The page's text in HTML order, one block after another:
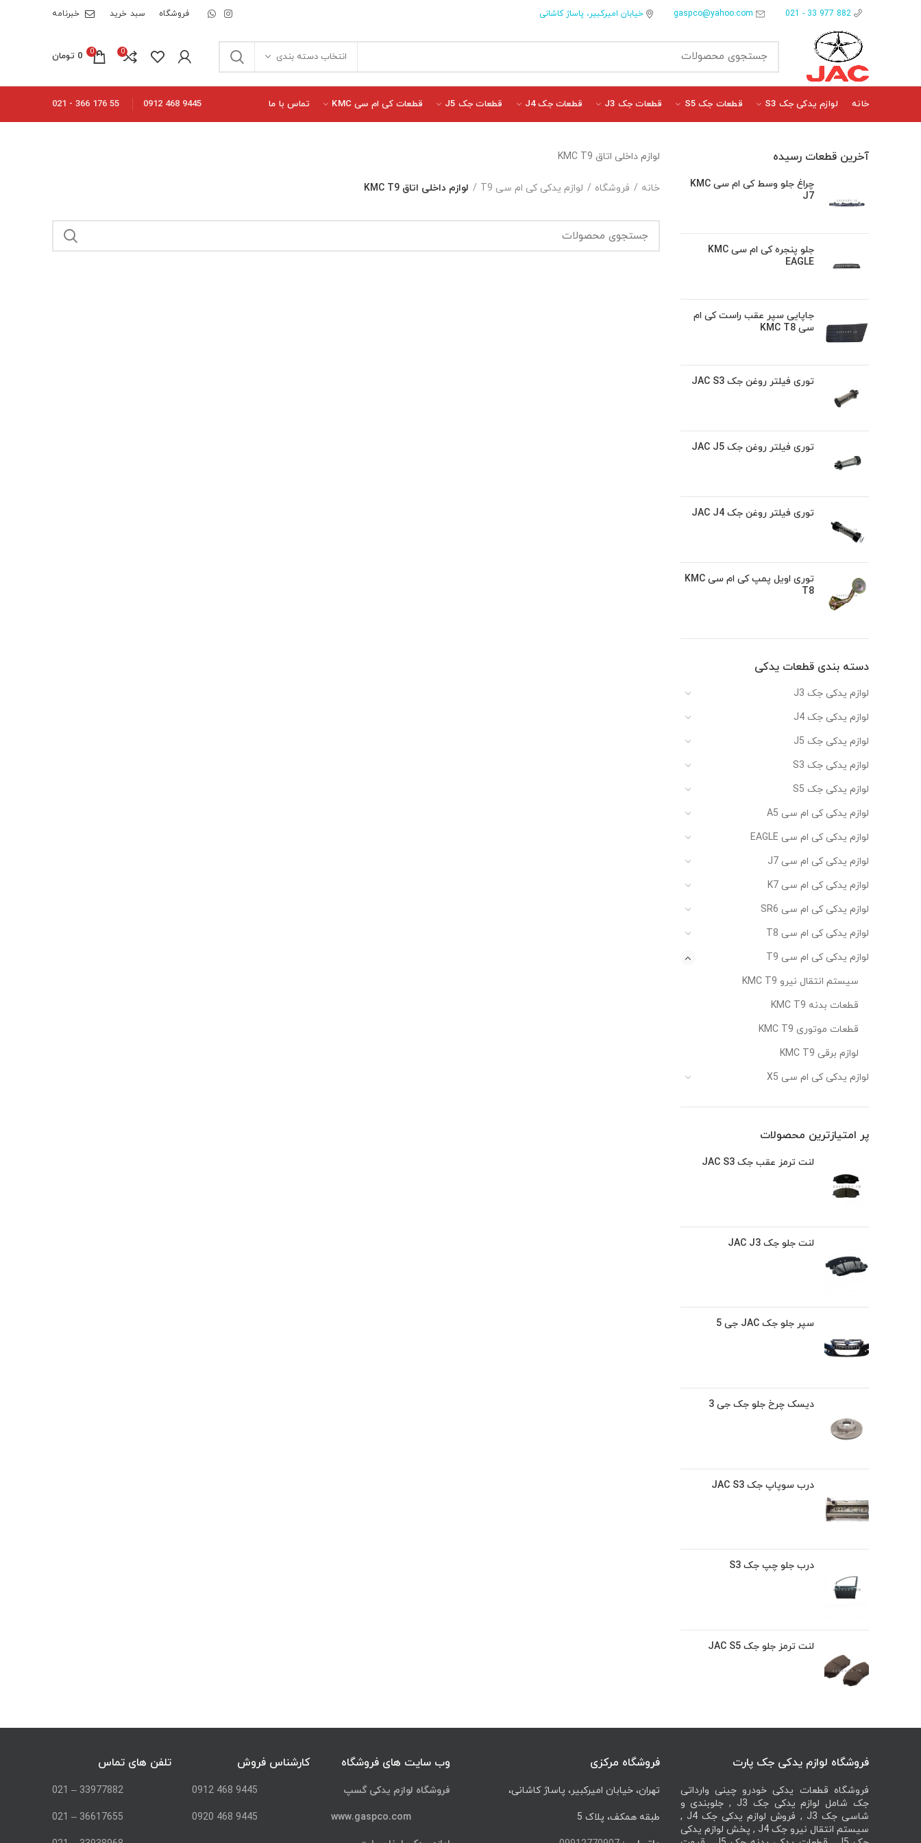
خیابان امیرکبیر، پاساژ کاشانی فروشگاه سبد خرید خبرنامه
انتخاب دسته بندی 0
0
0 تومان
خانه لوازم یدکی جک S3 قطعات جک S5 قطعات جک J3 قطعات جک J4 قطعات جک J5 قطعات کی ام سی KMC تماس با ما 9445 468 0912
55 176 366 - 021
آخرین قطعات رسیده
چراغ جلو وسط کی ام سی KMC
J7
جلو پنجره کی ام سی KMC
EAGLE
جاپایی سپر عقب راست کی ام
سی KMC T8
توری فیلتر روغن جک JAC S3
توری فیلتر روغن جک JAC J5
توری فیلتر روغن جک JAC J4
توری اویل پمپ کی ام سی KMC
T8
دسته بندی قطعات یدکی
لوازم یدکی جک J3
لوازم یدکی جک J4
لوازم یدکی جک J5
لوازم یدکی جک S3
لوازم یدکی جک S5
لوازم یدکی کی ام سی A5
لوازم یدکی کی ام سی EAGLE
لوازم یدکی کی ام سی J7
لوازم یدکی کی ام سی K7
لوازم یدکی کی ام سی SR6
لوازم یدکی کی ام سی T8
لوازم یدکی کی ام سی T9
سیستم انتقال نیرو KMC T9
قطعات بدنه KMC T9
قطعات موتوری KMC T9
لوازم برقی KMC T9
لوازم یدکی کی ام سی X5
پر امتیازترین محصولات
لنت ترمز عقب جک JAC S3
لنت جلو جک JAC J3
سپر جلو جک JAC جی 5
دیسک چرخ جلو جک جی 3
درب سوپاپ جک JAC S3
درب جلو چپ جک S3
لنت ترمز جلو جک JAC S5
لوازم داخلی اتاق KMC T9
خانه فروشگاه لوازم یدکی کی ام سی T9 لوازم داخلی اتاق KMC T9
فروشگاه لوازم یدکی جک پارت
فروشگاه قطعات یدکی خودرو چینی وارداتی
جک شامل لوازم یدکی جک J3 , جلوبندی و
شاسی جک J3 , فروش لوازم یدکی جک J4 ,
سیستم انتقال نیرو جک J4 , پخش لوازم یدکی
فروشگاه مرکزی
تهران، خیابان امیرکبیر، پاساژ کاشانی،
طبقه همکف، پلاک 5
وب سایت های فروشگاه
فروشگاه لوازم یدکی گسپ
www.gaspco.com
کارشناس فروش
9445 468 0912
9445 468 0920
تلفن های تماس
33977882 – 021
36617655 – 021